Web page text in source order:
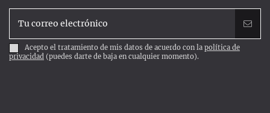
Acepto el tratamiento de mis datos de acuerdo con la política de
privacidad (puedes darte de baja en cualquier momento).